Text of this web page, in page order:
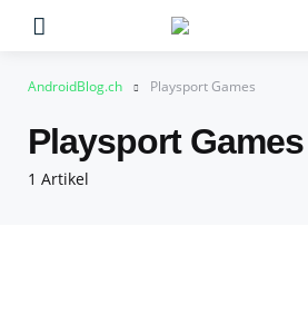
AndroidBlog.ch Playsport Games
1 Artikel
Playsport Games